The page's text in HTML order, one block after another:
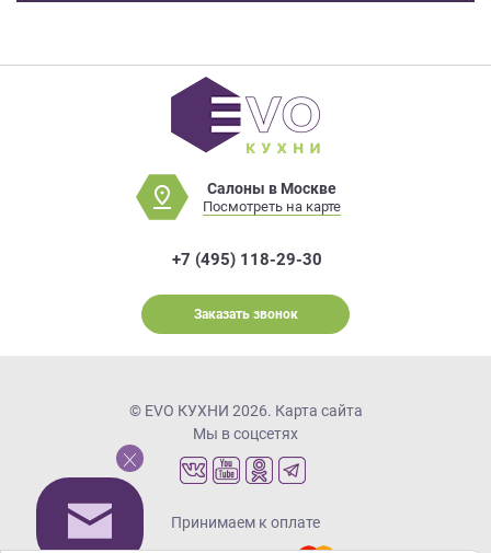
Салоны в Москве
Посмотреть на карте
+7 (495) 118-29-30
Заказать звонок
© EVO КУХНИ 2026. Карта сайта
Мы в соцсетях
Принимаем к оплате